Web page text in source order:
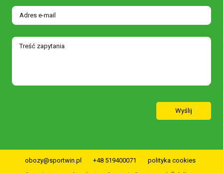
Wyślij
obozy@sportwin.pl +48 519400071
polityka cookies